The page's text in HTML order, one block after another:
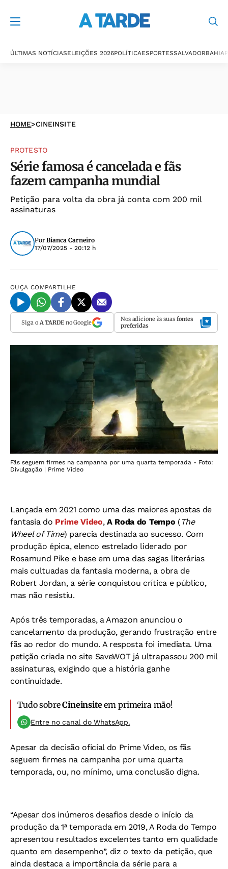
ÚLTIMAS NOTÍCIASELEIÇÕES 2026POLÍTICAESPORTESSALVADORBAHIA
HOME>CINEINSITE
PROTESTO
Série famosa é cancelada e fãs
fazem campanha mundial
Petição para volta da obra já conta com 200 mil
assinaturas
Por Bianca Carneiro
17/07/2025 - 20:12 h
OUÇA COMPARTILHE
Siga o A TARDEno Google Nos adicione às suas fontes
preferidas
Fãs seguem firmes na campanha por uma quarta temporada - Foto:
Divulgação | Prime Video
Lançada em 2021 como uma das maiores apostas de
fantasia do Prime Video,A Roda do Tempo ( The
Wheel of Time) parecia destinada ao sucesso. Com
produção épica, elenco estrelado liderado por
Rosamund Pike e base em uma das sagas literárias
mais cultuadas da fantasia moderna, a obra de
Robert Jordan, a série conquistou crítica e público,
mas não resistiu.
Após três temporadas, a Amazon anunciou o
cancelamento da produção, gerando frustração entre
fãs ao redor do mundo. A resposta foi imediata. Uma
petição criada no site SaveWOT já ultrapassou 200 mil
assinaturas, exigindo que a história ganhe
continuidade.
Tudo sobreCineinsiteem primeira mão!
Entre no canal do WhatsApp.
Apesar da decisão oficial do Prime Video, os fãs
seguem firmes na campanha por uma quarta
temporada, ou, no mínimo, uma conclusão digna.
“Apesar dos inúmeros desafios desde o início da
produção da 1ª temporada em 2019, A Roda do Tempo
apresentou resultados excelentes tanto em qualidade
quanto em desempenho”, diz o texto da petição, que
ainda destaca a importância da série para a